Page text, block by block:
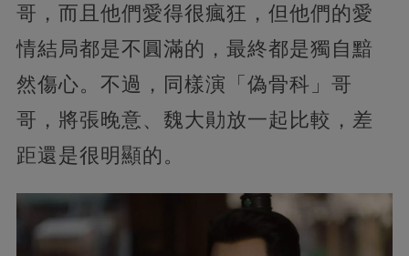
哥，而且他們愛得很瘋狂，但他們的愛
情結局都是不圓滿的，最終都是獨自黯
然傷心。不過，同樣演「偽骨科」哥
哥，將張晚意、魏大勛放一起比較，差
距還是很明顯的。